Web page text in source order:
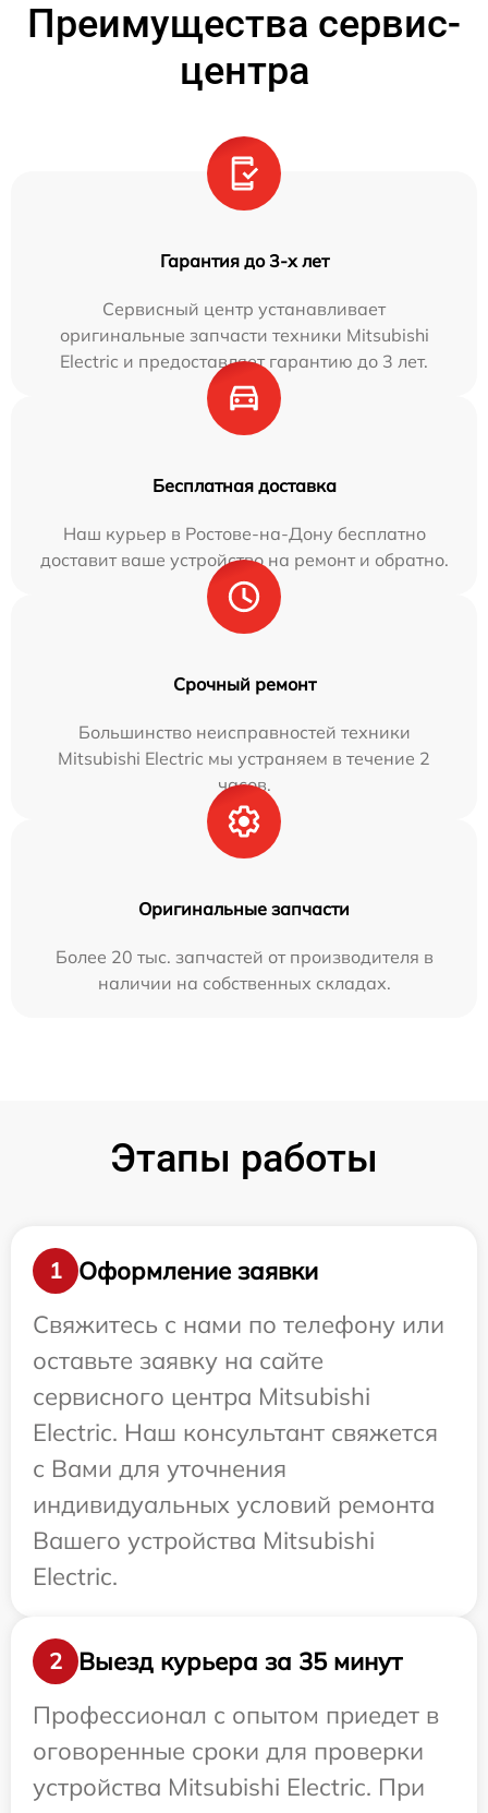
Преимущества сервис-
центра
Гарантия до 3-х лет
Сервисный центр устанавливает
оригинальные запчасти техники Mitsubishi
Electric и предоставляет гарантию до 3 лет.
Бесплатная доставка
Наш курьер в Ростове-на-Дону бесплатно
доставит ваше устройство на ремонт и обратно.
Срочный ремонт
Большинство неисправностей техники
Mitsubishi Electric мы устраняем в течение 2
часов.
Оригинальные запчасти
Более 20 тыс. запчастей от производителя в
наличии на собственных складах.
Этапы работы
1
Оформление заявки
Свяжитесь с нами по телефону или
оставьте заявку на сайте
сервисного центра Mitsubishi
Electric. Наш консультант свяжется
с Вами для уточнения
индивидуальных условий ремонта
Вашего устройства Mitsubishi
Electric.
2
Выезд курьера за 35 минут
Профессионал с опытом приедет в
оговоренные сроки для проверки
устройства Mitsubishi Electric. При